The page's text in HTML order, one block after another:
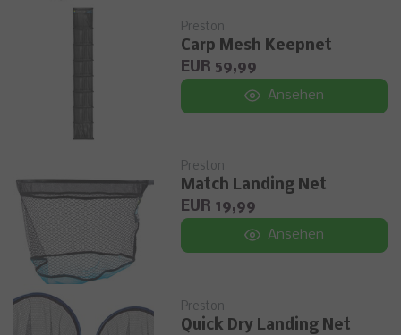
Preston
Carp Mesh Keepnet
EUR 59,99
Ansehen
Preston
Match Landing Net
EUR 19,99
Ansehen
Preston
Quick Dry Landing Net